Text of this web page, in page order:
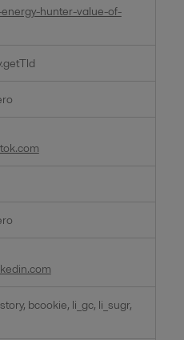
hunter-value-of-
bcookie, li_gc, li_sugr,